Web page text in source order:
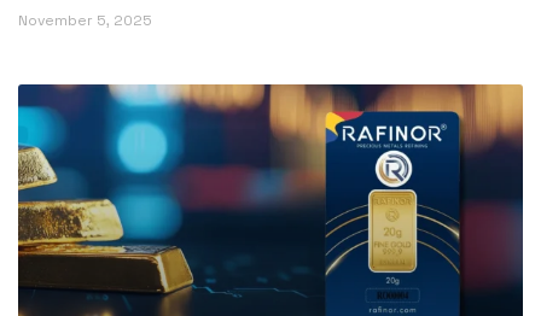
November 5, 2025